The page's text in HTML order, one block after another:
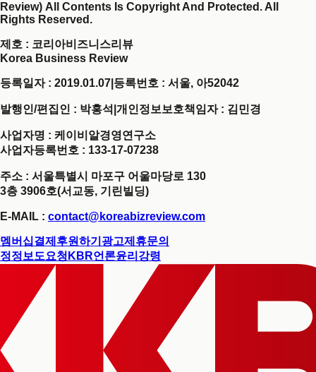
Review) All Contents Is Copyright And Protected. All
Rights Reserved.
제호 : 코리아비즈니스리뷰
Korea Business Review
등록일자 : 2019.01.07 등록번호 : 서울, 아52042
발행인/편집인 : 박홍석 개인정보보호책임자 : 김민경
사업자명 : 케이비알경영연구소
사업자등록번호 : 133-17-07238
주소 : 서울특별시 마포구 어울마당로 130
3층 3906호(서교동, 기린빌딩)
E-MAIL : contact@koreabizreview.com
멤버십결제 후원하기 광고제휴문의
정정보도요청 KBR언론윤리강령